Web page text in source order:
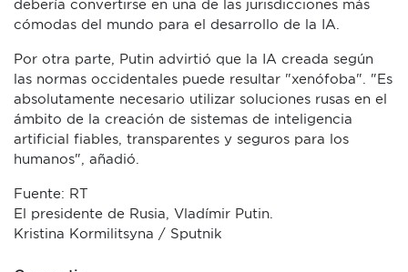
debería convertirse en una de las jurisdicciones más
cómodas del mundo para el desarrollo de la IA.
Por otra parte, Putin advirtió que la IA creada según
las normas occidentales puede resultar "xenófoba". "Es
absolutamente necesario utilizar soluciones rusas en el
ámbito de la creación de sistemas de inteligencia
artificial fiables, transparentes y seguros para los
humanos", añadió.
Fuente: RT
El presidente de Rusia, Vladímir Putin.
Kristina Kormilitsyna / Sputnik